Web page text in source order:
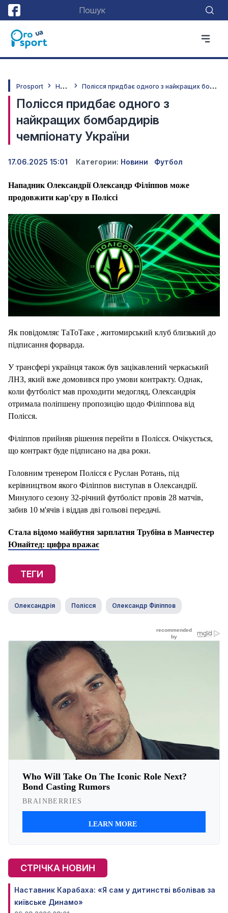
Prosport Н
овини П
олісся придбає одного з найкращих бомбардирів чемпіонату України
Полісся придбає одного з
найкращих бомбардирів
чемпіонату України
17.06.2025 15:01 Категории: Новини Футбол
Нападник Олександрії Олександр Філіппов може
продовжити кар'єру в Поліссі
Як повідомляє ТаТоТаке , житомирський клуб близький до
підписання форварда.
У трансфері українця також був зацікавлений черкаський
ЛНЗ, який вже домовився про умови контракту. Однак,
коли футболіст мав проходити медогляд, Олександрія
отримала поліпшену пропозицію щодо Філіппова від
Полісся.
Філіппов прийняв рішення перейти в Полісся. Очікується,
що контракт буде підписано на два роки.
Головним тренером Полісся є Руслан Ротань, під
керівництвом якого Філіппов виступав в Олександрії.
Минулого сезону 32-річний футболіст провів 28 матчів,
забив 10 м'ячів і віддав дві гольові передачі.
Стала відомо майбутня зарплатня Трубіна в Манчестер
Юнайтед: цифра вражає
ТЕГИ
Олександрія Полісся Олександр Філіппов
СТРІЧКА НОВИН
Наставник Карабаха: «Я сам у дитинстві вболівав за
київське Динамо»